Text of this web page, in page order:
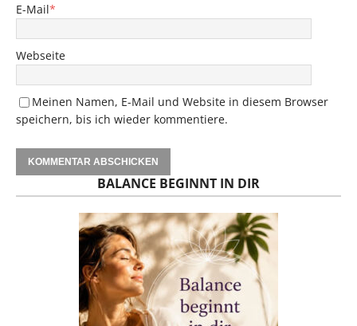
E-Mail*
Webseite
Meinen Namen, E-Mail und Website in diesem Browser
speichern, bis ich wieder kommentiere.
BALANCE BEGINNT IN DIR